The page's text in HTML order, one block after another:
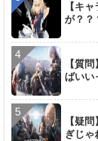
【キ
が？？
【質
ばいい
【疑
ぎじゃ